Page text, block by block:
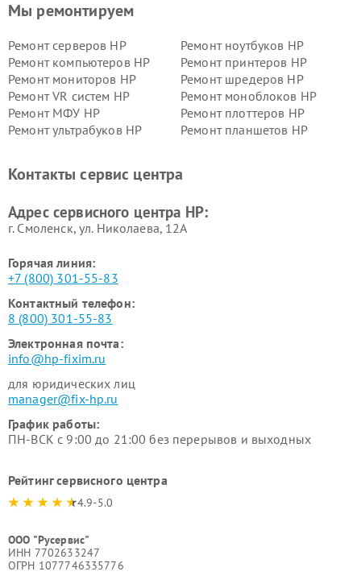
Мы ремонтируем
Ремонт серверов HP
Ремонт ноутбуков HP
Ремонт компьютеров HP
Ремонт принтеров HP
Ремонт мониторов HP
Ремонт шредеров HP
Ремонт VR систем HP
Ремонт моноблоков HP
Ремонт МФУ HP
Ремонт плоттеров HP
Ремонт ультрабуков HP
Ремонт планшетов HP
Контакты сервис центра
Адрес сервисного центра HP:
г. Смоленск, ул. Николаева, 12А
Горячая линия:
+7 (800) 301-55-83
Контактный телефон:
8 (800) 301-55-83
Электронная почта:
info@hp-fixim.ru
для юридических лиц
manager@fix-hp.ru
График работы:
ПН-ВСК с 9:00 до 21:00 без перерывов и выходных
Рейтинг сервисного центра
4.9-5.0
ООО "Русервис"
ИНН 7702633247
ОГРН 1077746335776